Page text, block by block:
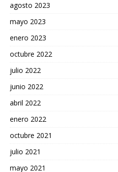
agosto 2023
mayo 2023
enero 2023
octubre 2022
julio 2022
junio 2022
abril 2022
enero 2022
octubre 2021
julio 2021
mayo 2021